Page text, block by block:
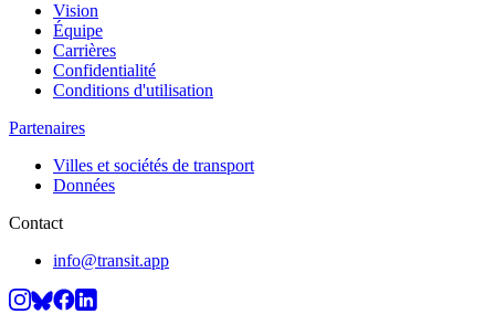
Vision
Équipe
Carrières
Confidentialité
Conditions d'utilisation
Partenaires
Villes et sociétés de transport
Données
Contact
info@transit.app